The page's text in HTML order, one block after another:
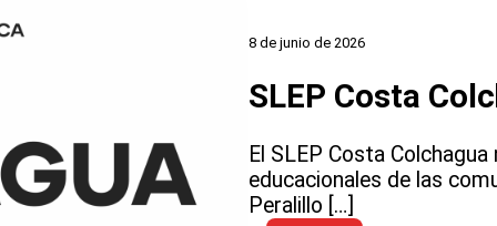
8 de junio de 2026
SLEP Costa
El SLEP Costa
educacionales de las
Peralillo […]